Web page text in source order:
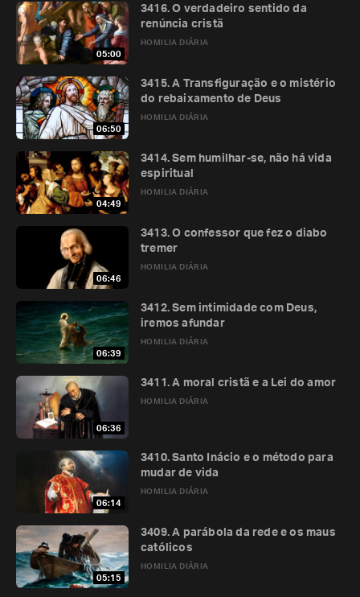
05:00
HOMILIA DIÁRIA
3416. O verdadeiro sentido da
renúncia cristã
06:50
HOMILIA DIÁRIA
3415. A Transfiguração e o mistério
do rebaixamento de Deus
04:49
HOMILIA DIÁRIA
3414. Sem humilhar-se, não há vida
espiritual
06:46
HOMILIA DIÁRIA
3413. O confessor que fez o diabo
tremer
06:39
HOMILIA DIÁRIA
3412. Sem intimidade com Deus,
iremos afundar
06:36
HOMILIA DIÁRIA
3411. A moral cristã e a Lei do amor
06:14
HOMILIA DIÁRIA
3410. Santo Inácio e o método para
mudar de vida
05:15
HOMILIA DIÁRIA
3409. A parábola da rede e os maus
católicos